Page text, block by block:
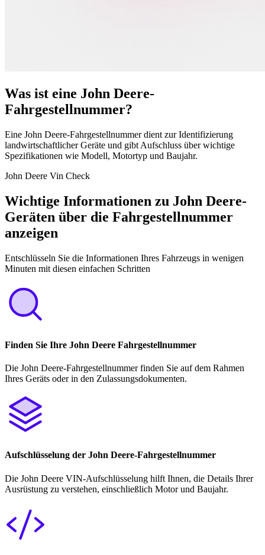
Was ist eine John Deere-
Fahrgestellnummer?
Eine John Deere-Fahrgestellnummer dient zur Identifizierung
landwirtschaftlicher Geräte und gibt Aufschluss über wichtige
Spezifikationen wie Modell, Motortyp und Baujahr.
John Deere Vin Check
Wichtige Informationen zu John Deere-
Geräten über die Fahrgestellnummer
anzeigen
Entschlüsseln Sie die Informationen Ihres Fahrzeugs in wenigen
Minuten mit diesen einfachen Schritten
Finden Sie Ihre John Deere Fahrgestellnummer
Die John Deere-Fahrgestellnummer finden Sie auf dem Rahmen
Ihres Geräts oder in den Zulassungsdokumenten.
Aufschlüsselung der John Deere-Fahrgestellnummer
Die John Deere VIN-Aufschlüsselung hilft Ihnen, die Details Ihrer
Ausrüstung zu verstehen, einschließlich Motor und Baujahr.